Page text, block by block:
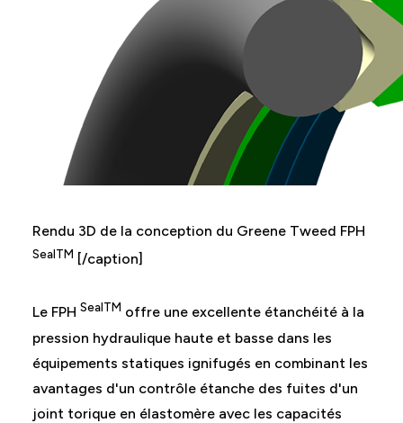
Rendu 3D de la conception du Greene Tweed FPH
SealTM [/caption]
Le FPH SealTM offre une excellente étanchéité à la
pression hydraulique haute et basse dans les
équipements statiques ignifugés en combinant les
avantages d'un contrôle étanche des fuites d'un
joint torique en élastomère avec les capacités